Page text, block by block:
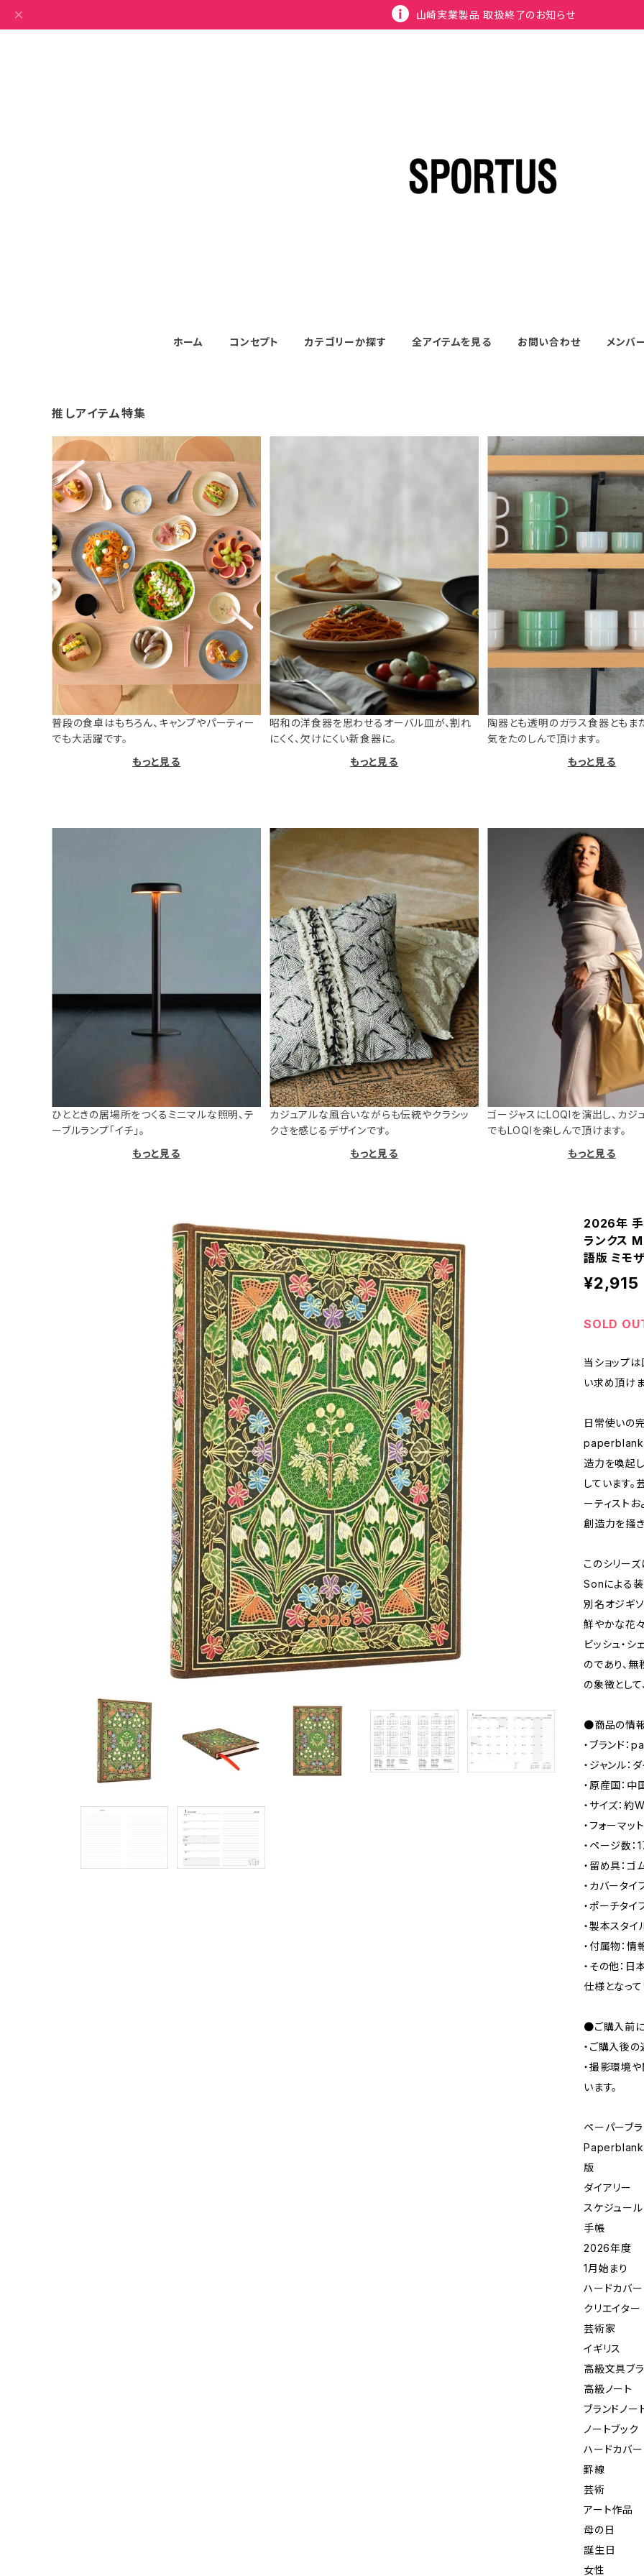
山崎実業製品 取扱終了のお知らせ
ホーム コンセプト カテゴリーか探す 全アイテムを見る お問い合わせ メンバ
推しアイテム特集
普段の食卓はもちろん、キャンプやパーティー
でも大活躍です。
もっと見る
昭和の洋食器を思わせるオーバル皿が、割れ
にくく、欠けにくい新食器に。
もっと見る
陶器とも透明のガラス食器ともま
気をたのしんで頂けます。
もっと見る
ひとときの居場所をつくるミニマルな照明、テ
ーブルランプ「イチ」。
もっと見る
カジュアルな風合いながらも伝統やクラシッ
クさを感じるデザインです。
もっと見る
ゴージャスにLOQIを演出し、カジ
でもLOQIを楽しんで頂けます。
もっと見る
2026年
ランクス
語版 ミモ
¥2,915
SOLD
当ショップ
い求め頂けま
日常使いの
造力を喚起
しています
ーティスト
創造力を掻
このシリー
Sonによる装
別名オジギソ
鮮やかな花
ビッシュ・
のであり、
の象徴とし
●商品の情
・ブランド
・ジャンル：
・原産国：中
・サイズ：約
・フォーマッ
・ページ数
・留め具：ゴ
・カバータイ
・ポーチタイ
・製本スタ
・付属物：
・その他：
仕様となって
●ご購入前
・ご購入後
・撮影環境
います。
ペーパーブ
版
ダイアリー
スケジュー
手帳
2026年度
1月始まり
ハードカバー
クリエイター
芸術家
イギリス
高級文具ブ
高級ノート
ブランドノー
ノートブック
ハードカバー
罫線
芸術
アート作品
母の日
誕生日
女性